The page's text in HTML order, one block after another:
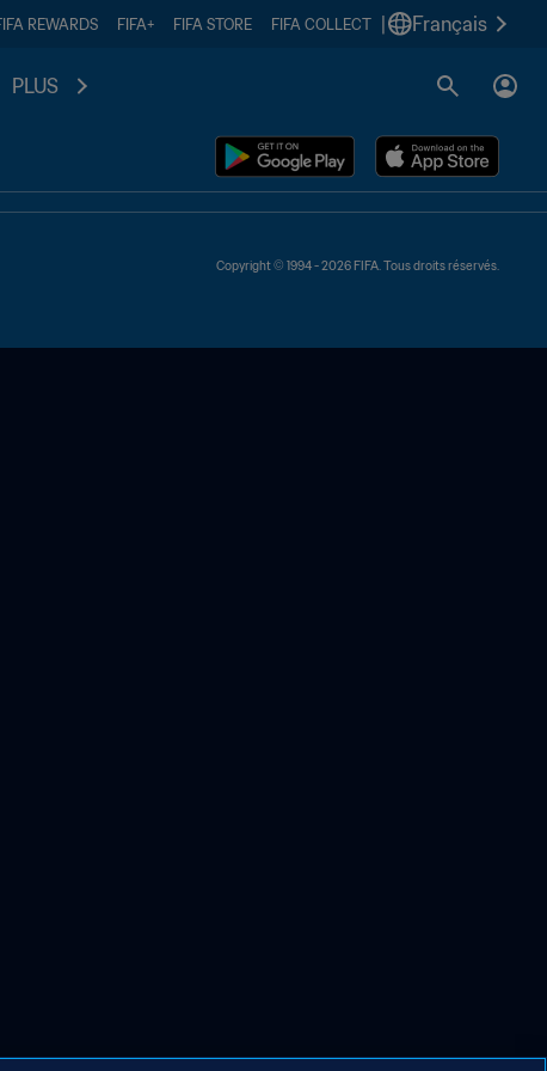
REWARDS FIFA+ FIFA STORE FIFA COLLECT Français
PLUS
Copyright © 1994 - 2026 FIFA. Tous droits réservés.